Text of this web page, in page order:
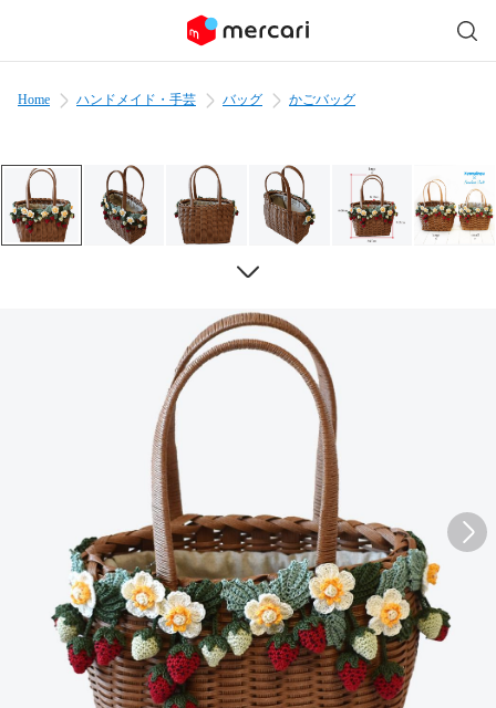
Home ハンドメイド・手芸 バッグ かごバッグ